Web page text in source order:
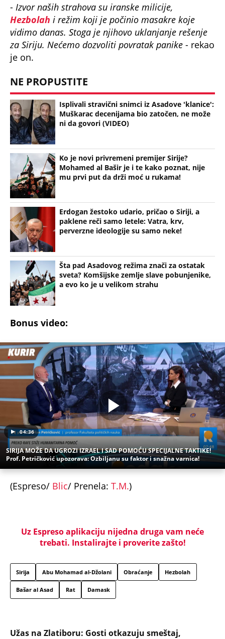
- Izvor naših strahova su iranske milicije,
Hezbolah i režim koji je počinio masakre koje
vidimo danas. Stoga je njihovo uklanjanje rešenje
za Siriju. Nećemo dozvoliti povratak panike - rekao
je on.
NE PROPUSTITE
Isplivali stravični snimci iz Asadove 'klanice':
Muškarac decenijama bio zatočen, ne može
ni da govori (VIDEO)
Ko je novi privremeni premijer Sirije?
Mohamed al Bašir je i te kako poznat, nije
mu prvi put da drži moć u rukama!
Erdogan žestoko udario, pričao o Siriji, a
paklene reči samo letele: Vatra, krv,
perverzne ideologije su samo neke!
Šta pad Asadovog režima znači za ostatak
sveta? Komšijske zemlje slave pobunjenike,
a evo ko je u velikom strahu
Bonus video:
04:36
SIRIJA MOŽE DA UGROZI IZRAEL I SAD POMOĆU SPECIJALNE TAKTIKE!
Prof. Petričković upozorava: Ozbiljanu su faktor i snažna varnica!
(Espreso/ Blic/ Prenela: T.M.)
Uz Espreso aplikaciju nijedna druga vam neće
trebati. Instalirajte i proverite zašto!
Sirija Abu Mohamad al-Džolani Obraćanje Hezbolah
Bašar al Asad Rat Damask
Užas na Zlatiboru: Gosti otkazuju smeštaj,